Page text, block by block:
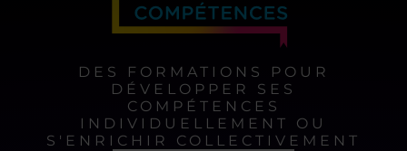
DES FORMATIONS POUR
DÉVELOPPER SES
COMPÉTENCES
INDIVIDUELLEMENT OU
S'ENRICHIR COLLECTIVEMENT